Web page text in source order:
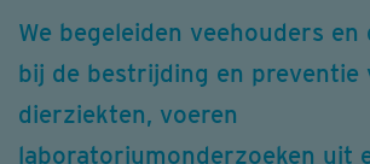
We begeleiden veehouders
bij de bestrijding en preventie
dierziekten, voeren
laboratoriumonderzoeken uit